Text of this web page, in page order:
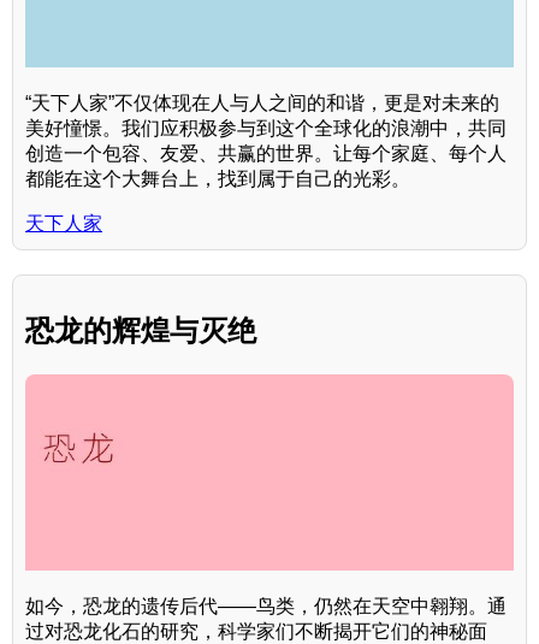
“天下人家”不仅体现在人与人之间的和谐，更是对未来的
美好憧憬。我们应积极参与到这个全球化的浪潮中，共同
创造一个包容、友爱、共赢的世界。让每个家庭、每个人
都能在这个大舞台上，找到属于自己的光彩。
天下人家
恐龙的辉煌与灭绝
如今，恐龙的遗传后代——鸟类，仍然在天空中翱翔。通
过对恐龙化石的研究，科学家们不断揭开它们的神秘面